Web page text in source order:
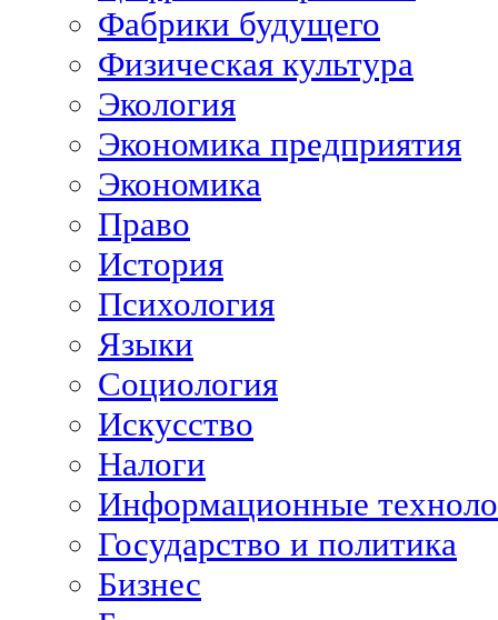
Фабрики будущего
Физическая культура
Экология
Экономика предприятия
Экономика
Право
История
Психология
Языки
Социология
Искусство
Налоги
Информационные
Государство и политика
Бизнес